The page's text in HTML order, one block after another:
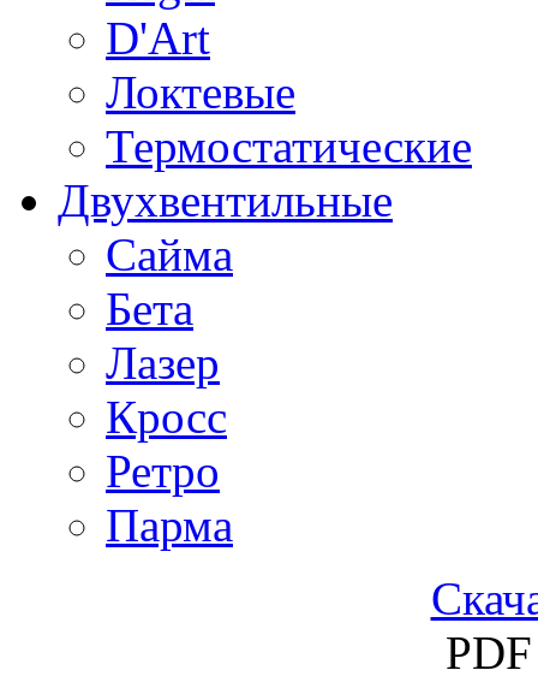
D'Art
Локтевые
Термостатические
Двухвентильные
Сайма
Бета
Лазер
Кросс
Ретро
Парма